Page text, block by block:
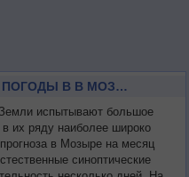
О ДОЛГОСРОЧНОМ ПРОГНОЗЕ ПОГОДЫ В В МОЗЫРЕ НА МЕСЯЦ
испытывают большое
в их ряду наиболее широко
в Мозыре на месяц
синоптические